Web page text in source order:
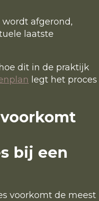
afgerond,
laatste
dit in de praktijk
legt het proces
bij een
voorkomt de meest